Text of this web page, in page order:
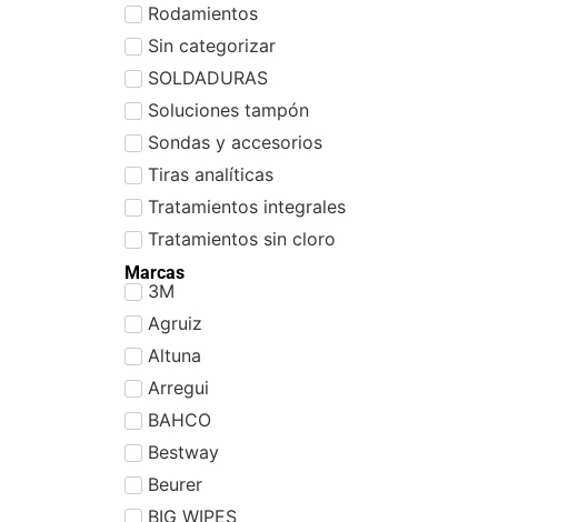
Rodamientos
Sin categorizar
SOLDADURAS
Soluciones tampón
Sondas y accesorios
Tiras analíticas
Tratamientos integrales
Tratamientos sin cloro
Marcas
3M
Agruiz
Altuna
Arregui
BAHCO
Bestway
Beurer
BIG WIPES